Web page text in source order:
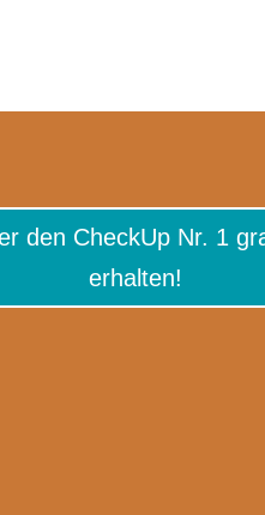
den CheckUp Nr. 1
erhalten!